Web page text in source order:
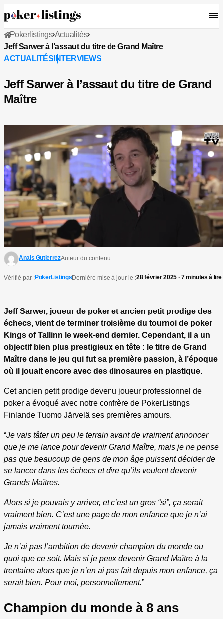
Pokerlistings Actualités
Jeff Sarwer à l’assaut du titre de Grand Maître
ACTUALITÉS INTERVIEWS
Jeff Sarwer à l’assaut du titre de Grand
Maître
Anais GutierrezAuteur du contenu
Vérifié par :PokerListingsDernière mise à jour le :28 février 2025 · 7 minutes à lire
Jeff Sarwer, joueur de poker et ancien petit prodige des
échecs, vient de terminer troisième du tournoi de poker
Kings of Tallinn le week-end dernier. Cependant, il a un
objectif bien plus prestigieux en tête : le titre de Grand
Maître dans le jeu qui fut sa première passion, à l’époque
où il jouait encore avec des dinosaures en plastique.
Cet ancien petit prodige devenu joueur professionnel de
poker a évoqué avec notre confrère de PokerListings
Finlande Tuomo Järvelä ses premières amours.
“Je vais tâter un peu le terrain avant de vraiment annoncer
que je me lance pour devenir Grand Maître, mais je ne pense
pas que beaucoup de gens de mon âge puissent décider de
se lancer dans les échecs et dire qu’ils veulent devenir
Grands Maîtres.
Alors si je pouvais y arriver, et c’est un gros “si”, ça serait
vraiment bien. C’est une page de mon enfance que je n’ai
jamais vraiment tournée.
Je n’ai pas l’ambition de devenir champion du monde ou
quoi que ce soit. Mais si je peux devenir Grand Maître à la
trentaine alors que je n’en ai pas fait depuis mon enfance, ça
serait bien. Pour moi, personnellement.”
Champion du monde à 8 ans